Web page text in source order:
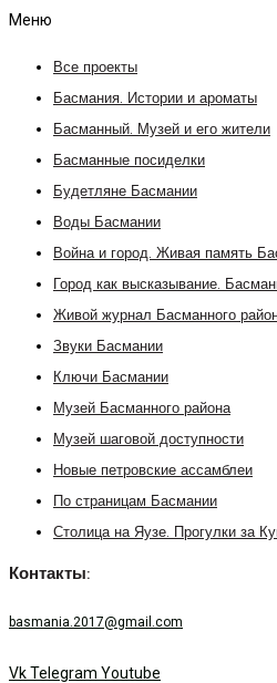
Меню
Все проекты
Басмания. Истории и ароматы
Басманный. Музей и его жители
Басманные посиделки
Будетляне Басмании
Воды Басмании
Война и город. Живая память
Город как высказывание.
Живой журнал Басманного
Звуки Басмании
Ключи Басмании
Музей Басманного района
Музей шаговой доступности
Новые петровские ассамблеи
По страницам Басмании
Столица на Яузе. Прогулки за
Контакты:
basmania.2017@gmail.com
VkTelegram Youtube